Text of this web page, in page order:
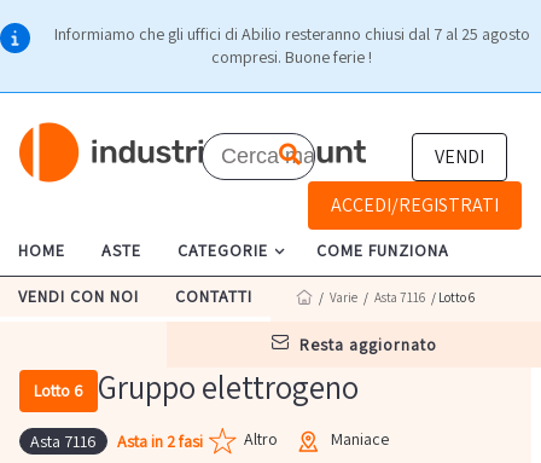
Informiamo che gli uffici di Abilio resteranno chiusi dal 7 al 25 agosto
compresi. Buone ferie !
VENDI
ACCEDI/REGISTRATI
HOME ASTE CATEGORIE COME FUNZIONA
VENDI CON NOI CONTATTI
resta aggiornato
/ Varie / Asta 7116 / Lotto 6
Lotto 6 Gruppo elettrogeno
Asta 7116 Asta in 2 fasi Altro
Maniace